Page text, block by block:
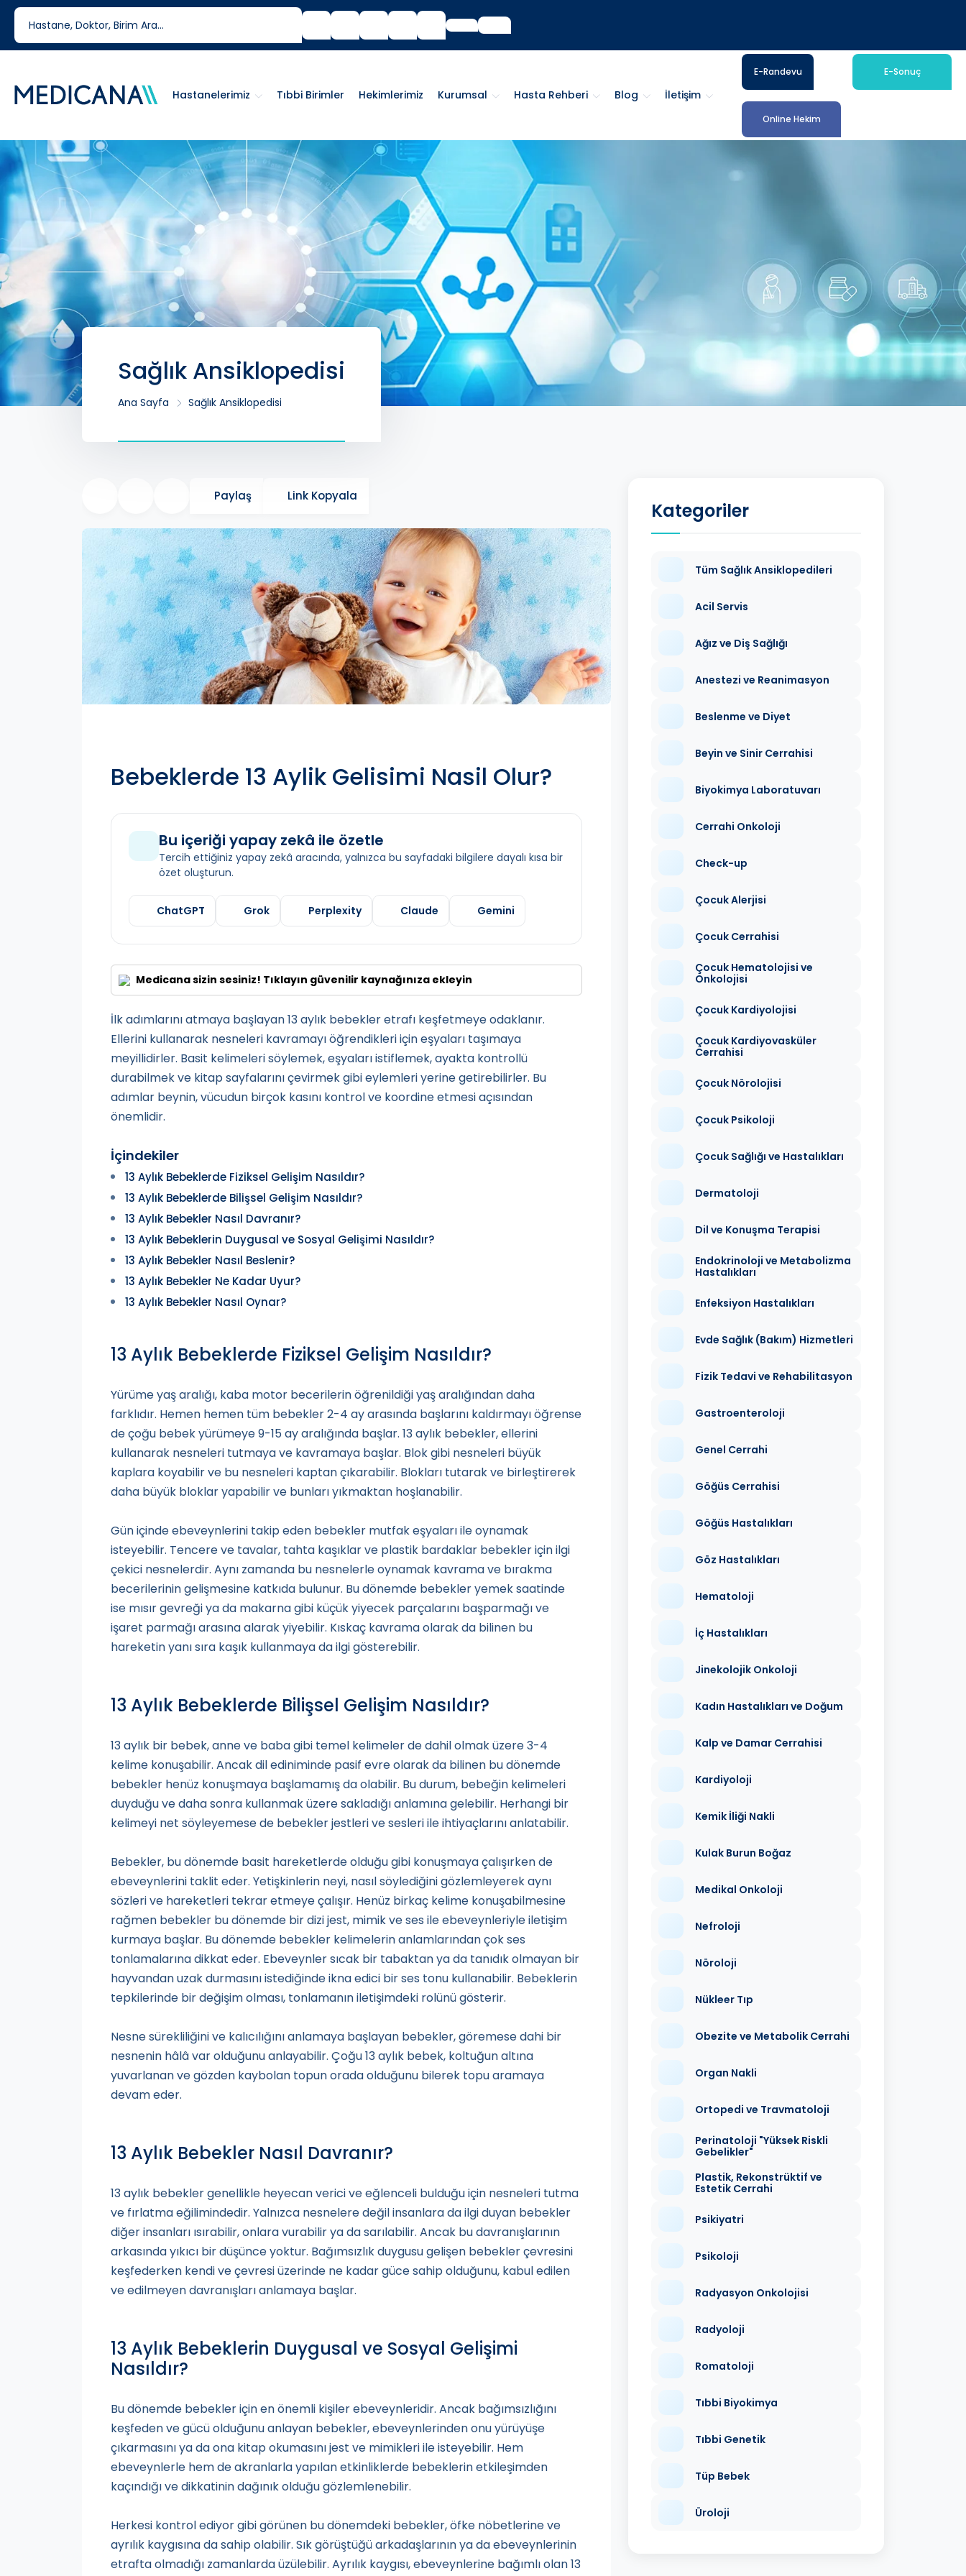
444 6 334
Tıbbi Birimler Hekimlerimiz Kurumsal Hasta Rehberi Blog İletişim
Hastanelerimiz
E-Randevu E-Sonuç
Online Hekim
Sağlık Ansiklopedisi
Ana Sayfa Sağlık Ansiklopedisi
Paylaş Link Kopyala
Bebeklerde 13 Aylik Gelisimi Nasil Olur?
Bu içeriği yapay zekâ ile özetle
Tercih ettiğiniz yapay zekâ aracında, yalnızca bu sayfadaki bilgilere dayalı kısa bir
özet oluşturun.
ChatGPT Grok Perplexity Claude Gemini
Medicana sizin sesiniz! Tıklayın güvenilir kaynağınıza ekleyin
İlk adımlarını atmaya başlayan 13 aylık bebekler etrafı keşfetmeye odaklanır.
Ellerini kullanarak nesneleri kavramayı öğrendikleri için eşyaları taşımaya
meyillidirler. Basit kelimeleri söylemek, eşyaları istiflemek, ayakta kontrollü
durabilmek ve kitap sayfalarını çevirmek gibi eylemleri yerine getirebilirler. Bu
adımlar beynin, vücudun birçok kasını kontrol ve koordine etmesi açısından
önemlidir.
İçindekiler
13 Aylık Bebeklerde Fiziksel Gelişim Nasıldır?
13 Aylık Bebeklerde Bilişsel Gelişim Nasıldır?
13 Aylık Bebekler Nasıl Davranır?
13 Aylık Bebeklerin Duygusal ve Sosyal Gelişimi Nasıldır?
13 Aylık Bebekler Nasıl Beslenir?
13 Aylık Bebekler Ne Kadar Uyur?
13 Aylık Bebekler Nasıl Oynar?
13 Aylık Bebeklerde Fiziksel Gelişim Nasıldır?
Yürüme yaş aralığı, kaba motor becerilerin öğrenildiği yaş aralığından daha
farklıdır. Hemen hemen tüm bebekler 2-4 ay arasında başlarını kaldırmayı öğrense
de çoğu bebek yürümeye 9-15 ay aralığında başlar. 13 aylık bebekler, ellerini
kullanarak nesneleri tutmaya ve kavramaya başlar. Blok gibi nesneleri büyük
kaplara koyabilir ve bu nesneleri kaptan çıkarabilir. Blokları tutarak ve birleştirerek
daha büyük bloklar yapabilir ve bunları yıkmaktan hoşlanabilir.
Gün içinde ebeveynlerini takip eden bebekler mutfak eşyaları ile oynamak
isteyebilir. Tencere ve tavalar, tahta kaşıklar ve plastik bardaklar bebekler için ilgi
çekici nesnelerdir. Aynı zamanda bu nesnelerle oynamak kavrama ve bırakma
becerilerinin gelişmesine katkıda bulunur. Bu dönemde bebekler yemek saatinde
ise mısır gevreği ya da makarna gibi küçük yiyecek parçalarını başparmağı ve
işaret parmağı arasına alarak yiyebilir. Kıskaç kavrama olarak da bilinen bu
hareketin yanı sıra kaşık kullanmaya da ilgi gösterebilir.
13 Aylık Bebeklerde Bilişsel Gelişim Nasıldır?
13 aylık bir bebek, anne ve baba gibi temel kelimeler de dahil olmak üzere 3-4
kelime konuşabilir. Ancak dil ediniminde pasif evre olarak da bilinen bu dönemde
bebekler henüz konuşmaya başlamamış da olabilir. Bu durum, bebeğin kelimeleri
duyduğu ve daha sonra kullanmak üzere sakladığı anlamına gelebilir. Herhangi bir
kelimeyi net söyleyemese de bebekler jestleri ve sesleri ile ihtiyaçlarını anlatabilir.
Bebekler, bu dönemde basit hareketlerde olduğu gibi konuşmaya çalışırken de
ebeveynlerini taklit eder. Yetişkinlerin neyi, nasıl söylediğini gözlemleyerek aynı
sözleri ve hareketleri tekrar etmeye çalışır. Henüz birkaç kelime konuşabilmesine
rağmen bebekler bu dönemde bir dizi jest, mimik ve ses ile ebeveynleriyle iletişim
kurmaya başlar. Bu dönemde bebekler kelimelerin anlamlarından çok ses
tonlamalarına dikkat eder. Ebeveynler sıcak bir tabaktan ya da tanıdık olmayan bir
hayvandan uzak durmasını istediğinde ikna edici bir ses tonu kullanabilir. Bebeklerin
tepkilerinde bir değişim olması, tonlamanın iletişimdeki rolünü gösterir.
Nesne sürekliliğini ve kalıcılığını anlamaya başlayan bebekler, göremese dahi bir
nesnenin hâlâ var olduğunu anlayabilir. Çoğu 13 aylık bebek, koltuğun altına
yuvarlanan ve gözden kaybolan topun orada olduğunu bilerek topu aramaya
devam eder.
13 Aylık Bebekler Nasıl Davranır?
13 aylık bebekler genellikle heyecan verici ve eğlenceli bulduğu için nesneleri tutma
ve fırlatma eğilimindedir. Yalnızca nesnelere değil insanlara da ilgi duyan bebekler
diğer insanları ısırabilir, onlara vurabilir ya da sarılabilir. Ancak bu davranışlarının
arkasında yıkıcı bir düşünce yoktur. Bağımsızlık duygusu gelişen bebekler çevresini
keşfederken kendi ve çevresi üzerinde ne kadar güce sahip olduğunu, kabul edilen
ve edilmeyen davranışları anlamaya başlar.
13 Aylık Bebeklerin Duygusal ve Sosyal Gelişimi
Nasıldır?
Bu dönemde bebekler için en önemli kişiler ebeveynleridir. Ancak bağımsızlığını
keşfeden ve gücü olduğunu anlayan bebekler, ebeveynlerinden onu yürüyüşe
çıkarmasını ya da ona kitap okumasını jest ve mimikleri ile isteyebilir. Hem
ebeveynlerle hem de akranlarla yapılan etkinliklerde bebeklerin etkileşimden
kaçındığı ve dikkatinin dağınık olduğu gözlemlenebilir.
Herkesi kontrol ediyor gibi görünen bu dönemdeki bebekler, öfke nöbetlerine ve
ayrılık kaygısına da sahip olabilir. Sık görüştüğü arkadaşlarının ya da ebeveynlerinin
etrafta olmadığı zamanlarda üzülebilir. Ayrılık kaygısı, ebeveynlerine bağımlı olan 13
Kategoriler
Tüm Sağlık Ansiklopedileri
Acil Servis
Ağız ve Diş Sağlığı
Anestezi ve Reanimasyon
Beslenme ve Diyet
Beyin ve Sinir Cerrahisi
Biyokimya Laboratuvarı
Cerrahi Onkoloji
Check-up
Çocuk Alerjisi
Çocuk Cerrahisi
Çocuk Hematolojisi ve
Onkolojisi
Çocuk Kardiyolojisi
Çocuk Kardiyovasküler
Cerrahisi
Çocuk Nörolojisi
Çocuk Psikoloji
Çocuk Sağlığı ve Hastalıkları
Dermatoloji
Dil ve Konuşma Terapisi
Endokrinoloji ve Metabolizma
Hastalıkları
Enfeksiyon Hastalıkları
Evde Sağlık (Bakım) Hizmetleri
Fizik Tedavi ve Rehabilitasyon
Gastroenteroloji
Genel Cerrahi
Göğüs Cerrahisi
Göğüs Hastalıkları
Göz Hastalıkları
Hematoloji
İç Hastalıkları
Jinekolojik Onkoloji
Kadın Hastalıkları ve Doğum
Kalp ve Damar Cerrahisi
Kardiyoloji
Kemik İliği Nakli
Kulak Burun Boğaz
Medikal Onkoloji
Nefroloji
Nöroloji
Nükleer Tıp
Obezite ve Metabolik Cerrahi
Organ Nakli
Ortopedi ve Travmatoloji
Perinatoloji "Yüksek Riskli
Gebelikler"
Plastik, Rekonstrüktif ve
Estetik Cerrahi
Psikiyatri
Psikoloji
Radyasyon Onkolojisi
Radyoloji
Romatoloji
Tıbbi Biyokimya
Tıbbi Genetik
Tüp Bebek
Üroloji